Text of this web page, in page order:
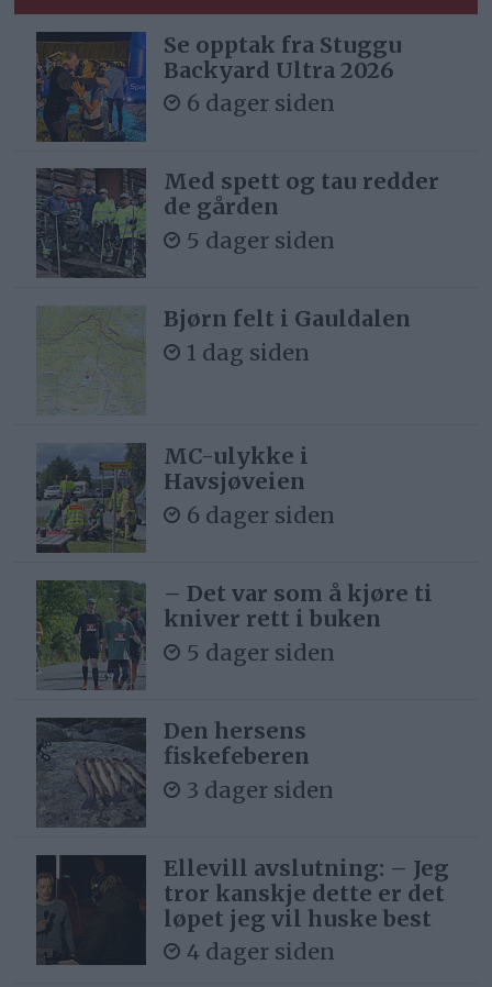
Se opptak fra Stuggu
Backyard Ultra 2026
6 dager siden
Med spett og tau redder
de gården
5 dager siden
Bjørn felt i Gauldalen
1 dag siden
MC-ulykke i
Havsjøveien
6 dager siden
– Det var som å kjøre ti
kniver rett i buken
5 dager siden
Den hersens
fiskefeberen
3 dager siden
Ellevill avslutning: – Jeg
tror kanskje dette er det
løpet jeg vil huske best
4 dager siden